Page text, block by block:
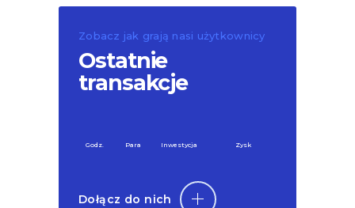
Zobacz jak grają nasi użytkownicy
Ostatnie
transakcje
Godz. Para Inwestycja Zysk
Dołącz do nich